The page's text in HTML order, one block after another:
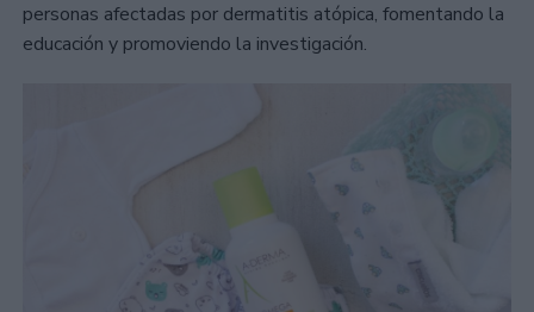
personas afectadas por dermatitis atópica, fomentando la
educación y promoviendo la investigación.